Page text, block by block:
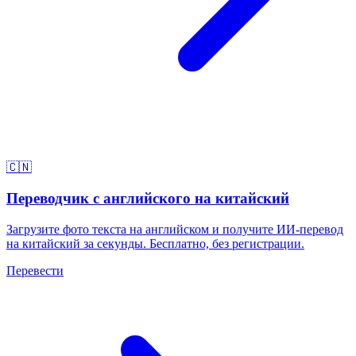
🇨🇳
Переводчик с английского на китайский
Загрузите фото текста на английском и получите ИИ-перевод
на китайский за секунды. Бесплатно, без регистрации.
Перевести